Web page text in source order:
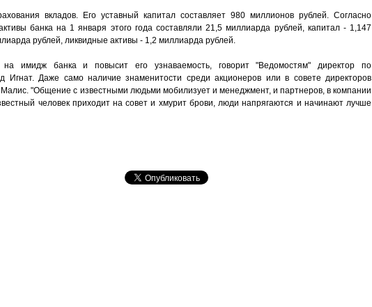
вкладов. Его уставный капитал составляет 980 миллионов рублей. Согласно
банка на 1 января этого года составляли 21,5 миллиарда рублей, капитал - 1,147
рублей, ликвидные активы - 1,2 миллиарда рублей.
на имидж банка и повысит его узнаваемость, говорит "Ведомостям" директор по
Даже само наличие знаменитости среди акционеров или в совете директоров
"Общение с известными людьми мобилизует и менеджмент, и партнеров, в компании
человек приходит на совет и хмурит брови, люди напрягаются и начинают лучше